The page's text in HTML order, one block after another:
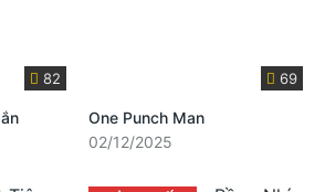
82 69
One Punch Man
02/12/2025